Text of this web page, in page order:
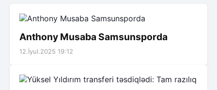
Anthony Musaba Samsunsporda
12.İyul.2025 19:12